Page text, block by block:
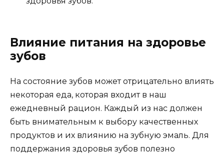
Влияние питания на здоровье
зубов
На состояние зубов может отрицательно влиять
некоторая еда, которая входит в наш
ежедневный рацион. Каждый из нас должен
быть внимательным к выбору качественных
продуктов и их влиянию на зубную эмаль. Для
поддержания здоровья зубов полезно